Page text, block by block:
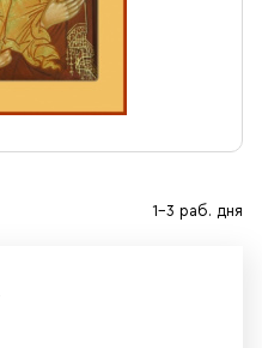
1-3 раб. дня